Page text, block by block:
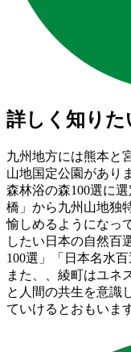
詳しく知りた
九州地方には熊本と
山地国定公園があり
森林浴の森100選に
橋」から九州山地独
愉しめるようになっ
したい日本の自然百
100選」「日本名水
また、、綾町はユネ
と人間の共生を意識
ていけるとおもいま